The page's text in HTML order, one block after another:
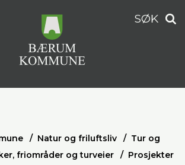
SØK
Natur og friluftsliv
Tur og
friområder og turveier
Prosjekter